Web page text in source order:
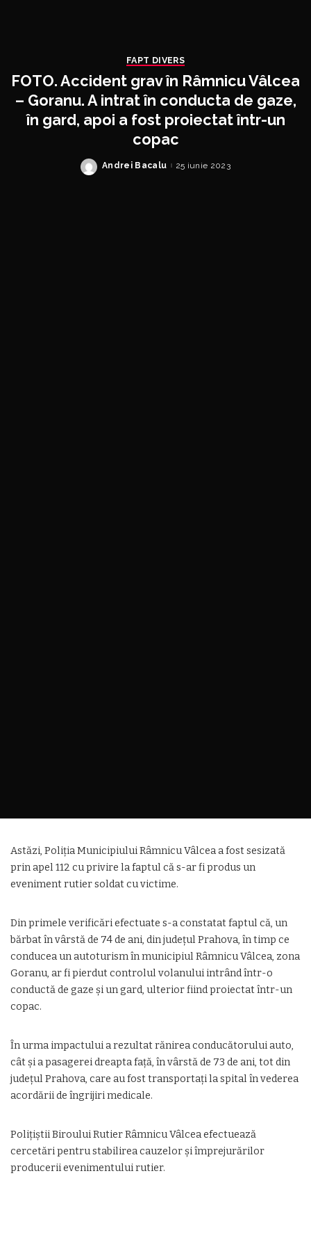
FAPT DIVERS
FOTO. Accident grav în Râmnicu Vâlcea
– Goranu. A intrat în conducta de gaze,
în gard, apoi a fost proiectat într-un
copac
Posted
Andrei Bacalu 25 iunie 2023
Astăzi, Poliția Municipiului Râmnicu Vâlcea a fost sesizată
prin apel 112 cu privire la faptul că s-ar fi produs un
eveniment rutier soldat cu victime.
Din primele verificări efectuate s-a constatat faptul că, un
bărbat în vârstă de 74 de ani, din județul Prahova, în timp ce
conducea un autoturism în municipiul Râmnicu Vâlcea, zona
Goranu, ar fi pierdut controlul volanului intrând într-o
conductă de gaze și un gard, ulterior fiind proiectat într-un
copac.
În urma impactului a rezultat rănirea conducătorului auto,
cât și a pasagerei dreapta față, în vârstă de 73 de ani, tot din
județul Prahova, care au fost transportați la spital în vederea
acordării de îngrijiri medicale.
Polițiștii Biroului Rutier Râmnicu Vâlcea efectuează
cercetări pentru stabilirea cauzelor și împrejurărilor
producerii evenimentului rutier.